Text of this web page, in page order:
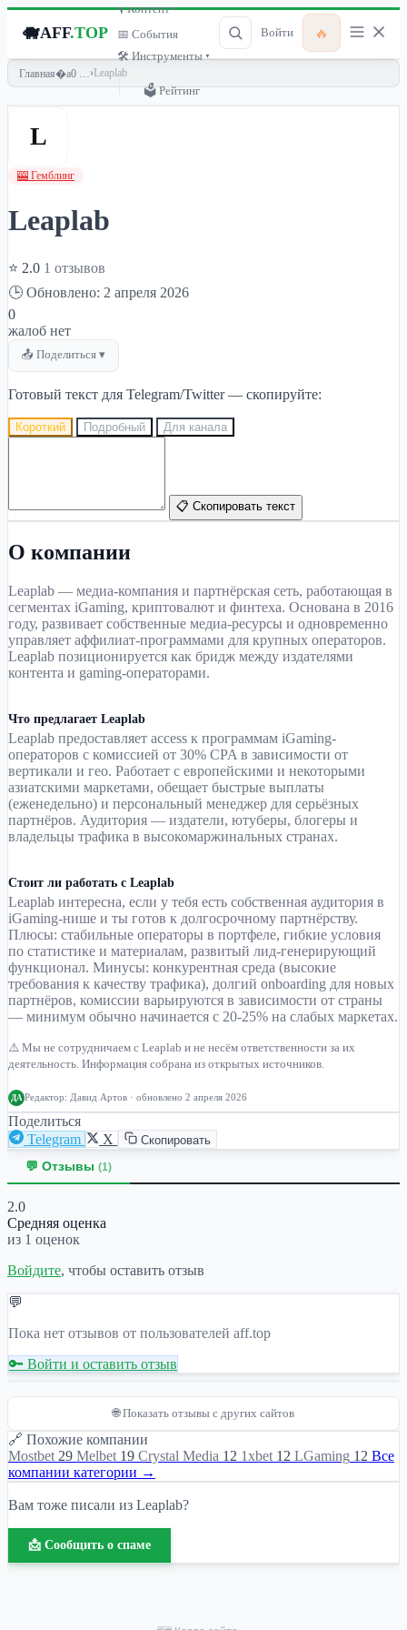
🐗AFF.TOP
🎙 Контент ▾
📅 События
🛠 Инструменты ▾
🗳 Рейтинг
Войти 🔥
Главная › Leaplab
L
🎰 Гемблинг
Leaplab
⭐ 2.0 1 отзывов
🕒 Обновлено: 2 апреля 2026
0
жалоб нет
📤 Поделиться ▾
Готовый текст для Telegram/Twitter — скопируйте:
Короткий Подробный Для канала
📋 Скопировать текст
О компании
Leaplab — медиа-компания и партнёрская сеть, работающая в
сегментах iGaming, криптовалют и финтеха. Основана в 2016
году, развивает собственные медиа-ресурсы и одновременно
управляет аффилиат-программами для крупных операторов.
Leaplab позиционируется как бридж между издателями
контента и gaming-операторами.
Что предлагает Leaplab
Leaplab предоставляет access к программам iGaming-
операторов с комиссией от 30% CPA в зависимости от
вертикали и гео. Работает с европейскими и некоторыми
азиатскими маркетами, обещает быстрые выплаты
(еженедельно) и персональный менеджер для серьёзных
партнёров. Аудитория — издатели, ютуберы, блогеры и
владельцы трафика в высокомаржинальных странах.
Стоит ли работать с Leaplab
Leaplab интересна, если у тебя есть собственная аудитория в
iGaming-нише и ты готов к долгосрочному партнёрству.
Плюсы: стабильные операторы в портфеле, гибкие условия
по статистике и материалам, развитый лид-генерирующий
функционал. Минусы: конкурентная среда (высокие
требования к качеству трафика), долгий onboarding для новых
партнёров, комиссии варьируются в зависимости от страны
— минимум обычно начинается с 20-25% на слабых маркетах.
⚠️ Мы не сотрудничаем с Leaplab и не несём ответственности за их
деятельность. Информация собрана из открытых источников.
ДА Редактор: Давид Артов · обновлено 2 апреля 2026
Поделиться
Telegram
X Скопировать
💬 Отзывы (1)
2.0
Средняя оценка
из 1 оценок
Войдите, чтобы оставить отзыв
💬
Пока нет отзывов от пользователей aff.top
🔑 Войти и оставить отзыв
🌐 Показать отзывы с других сайтов
🔗 Похожие компании
Mostbet 29 Melbet 19 Crystal Media 12 1xbet 12 LGaming 12 Все
компании категории →
Вам тоже писали из Leaplab?
📩 Сообщить о спаме